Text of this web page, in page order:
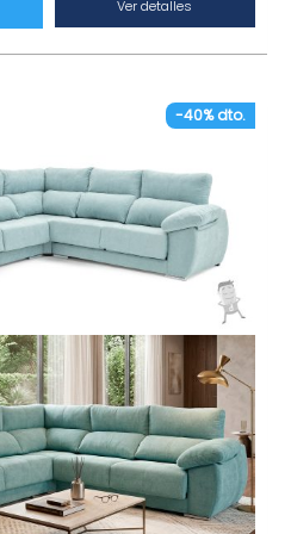
Ver detalles
marengo, gris perla, marrón
beige, rojo, rosa,
turquesa.
Estructura con
para una correcta
desenfundables.
abatible. Un espacio de
extra.
Firmeza media y
la espalda. Zona de riñones
de 30 kg de
la firmeza de los asientos
tiempo.
con ruedas que se
hasta la altura del chaise
Permite
-40% dto.